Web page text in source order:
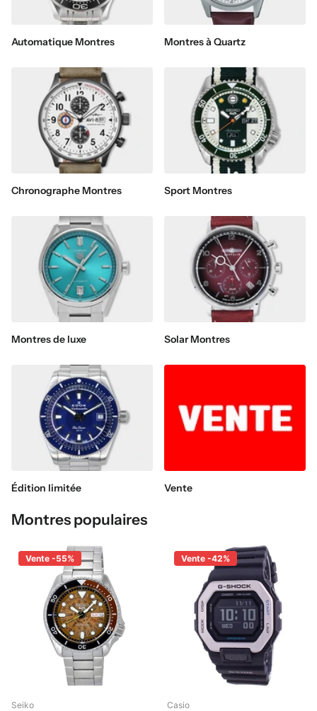
Automatique Montres Montres à Quartz
Chronographe Montres Sport Montres
Montres de luxe Solar Montres
Édition limitée Vente
Montres populaires
Vente -55%
Seiko
Vente -42%
Casio